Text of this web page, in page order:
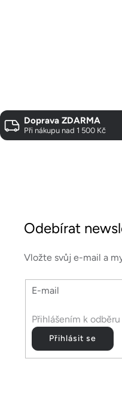
Doprava ZDARMA
Při nákupu nad 1 500 Kč
Odebírat
Vložte svůj e-mail a
E-mail
Přihlášením k
Přihlásit se